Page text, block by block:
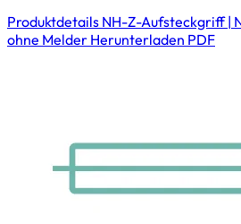
Produktdetails NH-Z-Aufsteckgriff |
ohne Melder Herunterladen PDF